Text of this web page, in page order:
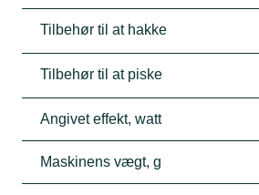
Tilbehør til at hakke
Tilbehør til at piske
Angivet effekt, watt
Maskinens vægt, g